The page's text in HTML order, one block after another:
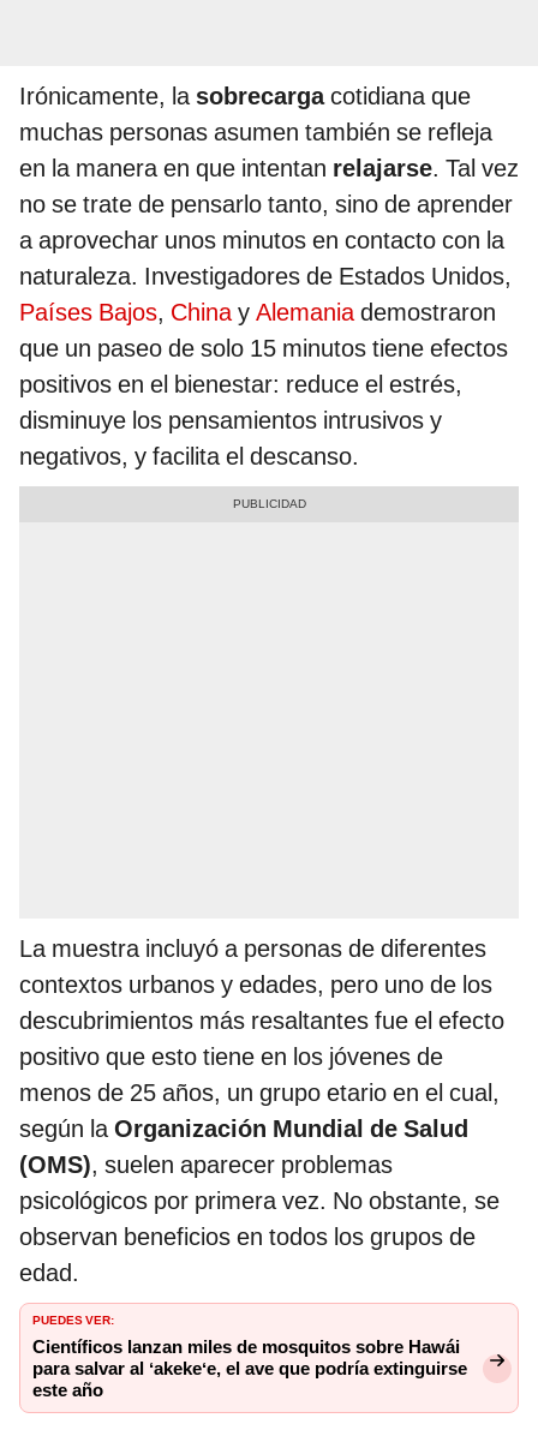
Irónicamente, la sobrecargacotidiana que
muchas personas asumen también se refleja
en la manera en que intentan relajarse. Tal vez
no se trate de pensarlo tanto, sino de aprender
a aprovechar unos minutos en contacto con la
naturaleza. Investigadores de Estados Unidos,
Países Bajos, Chinay Alemaniademostraron
que un paseo de solo 15 minutos tiene efectos
positivos en el bienestar: reduce el estrés,
disminuye los pensamientos intrusivos y
negativos, y facilita el descanso.
La muestra incluyó a personas de diferentes
contextos urbanos y edades, pero uno de los
descubrimientos más resaltantes fue el efecto
positivo que esto tiene en los jóvenes de
menos de 25 años, un grupo etario en el cual,
según laOrganización Mundial de Salud
(OMS), suelen aparecer problemas
psicológicos por primera vez. No obstante, se
observan beneficios en todos los grupos de
edad.
PUEDES VER:
Científicos lanzan miles de mosquitos sobre Hawái
para salvar al ʻakekeʻe, el ave que podría extinguirse
este año